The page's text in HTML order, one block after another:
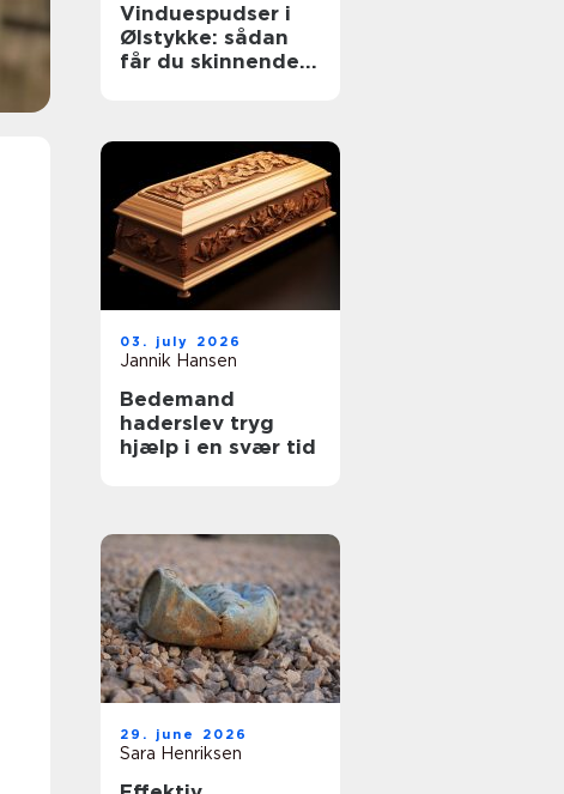
Vinduespudser i
Ølstykke: sådan
får du skinnende
03. july 2026
Jannik Hansen
Bedemand
haderslev tryg
hjælp i en svær tid
29. june 2026
Sara Henriksen